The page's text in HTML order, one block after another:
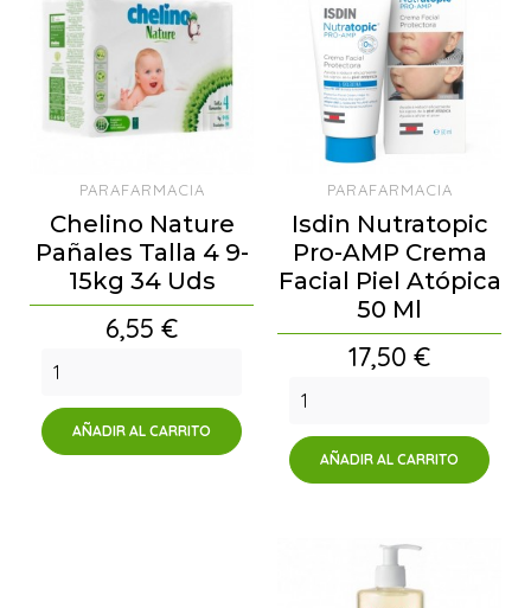
PARAFARMACIA
Chelino Nature
Pañales Talla 4 9-
15kg 34 Uds
Precio
6,55 €
AÑADIR AL CARRITO
PARAFARMACIA
Isdin Nutratopic
Pro-AMP Crema
Facial Piel Atópica
50 Ml
Precio
17,50 €
AÑADIR AL CARRITO